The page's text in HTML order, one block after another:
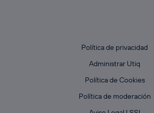
Política de privacidad
Administrar Utiq
Política de Cookies
Política de moderación